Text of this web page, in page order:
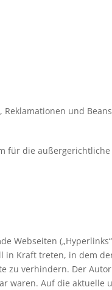
und
für die
Webseiten
in Kraft treten, in dem
zu verhindern. Der
waren. Auf die